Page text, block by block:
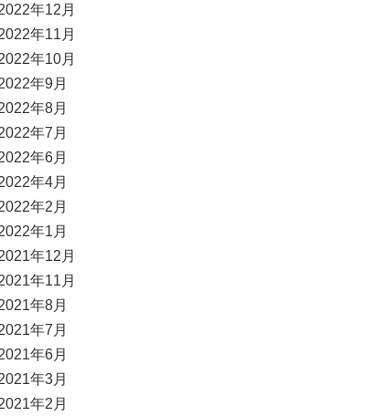
年12月
年11月
年10月
年9月
年8月
年7月
年6月
年4月
年2月
年1月
年12月
年11月
年8月
年7月
年6月
年3月
年2月